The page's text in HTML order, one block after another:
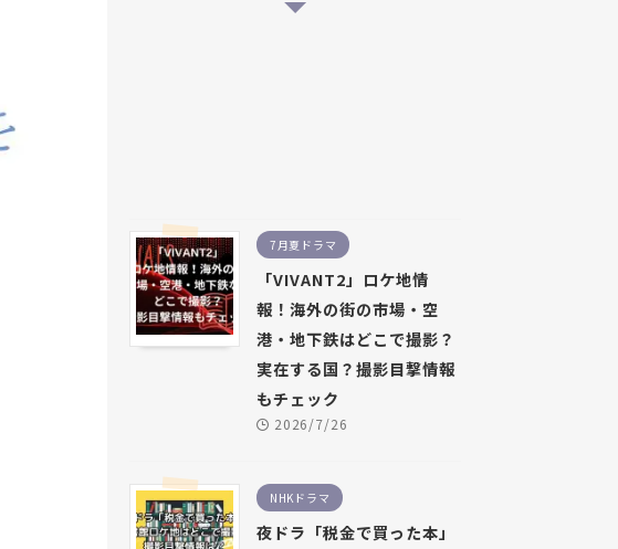
7月夏ドラマ
「VIVANT2」ロケ地情
報！海外の街の市場・空
港・地下鉄はどこで撮影？
実在する国？撮影目撃情報
もチェック
2026/7/26
NHKドラマ
夜ドラ「税金で買った本」